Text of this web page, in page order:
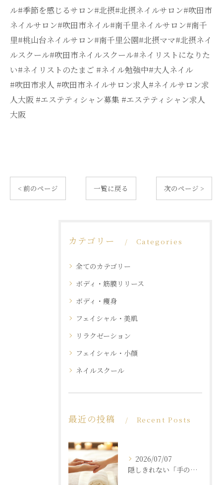
ル#季節を感じるサロン#北摂#北摂ネイルサロン#吹田市
ネイルサロン#吹田市ネイル#南千里ネイルサロン#南千
里#桃山台ネイルサロン#南千里公園#北摂ママ#北摂ネイ
ルスクール#吹田市ネイルスクール#ネイリストになりた
い#ネイリストのたまご #ネイル勉強中#大人ネイル
#吹田市求人 #吹田市ネイルサロン求人#ネイルサロン求
人大阪 #エステティシャン募集 #エステティシャン求人
大阪
< 前のページ 一覧に戻る 次のページ >
カテゴリー Categories
全てのカテゴリー
ボディ・筋膜リリース
ボディ・痩身
フェイシャル・美肌
リラクゼーション
フェイシャル・小顔
ネイルスクール
最近の投稿 Recent Posts
2026/07/07
隠しきれない「手の老化」を根本ケア！ふっくら若々しい手肌を取り戻す本格ハンドエステ